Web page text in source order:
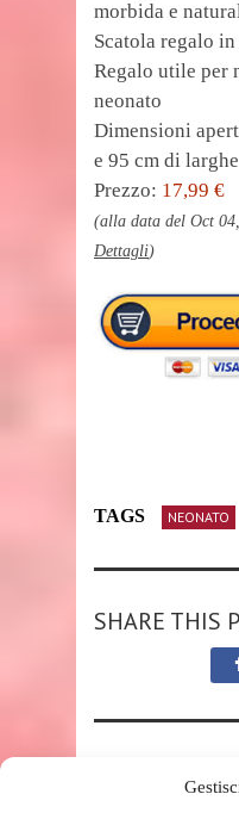
morbida e
Scatola regalo
Regalo utile per
neonato
Dimensioni
e 95 cm di
Prezzo: 17,99 €
(alla data del Oct
Dettagli)
TAGS NEONATO
SHARE THIS